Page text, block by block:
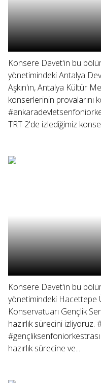
Konsere Davet'in bu
yönetimindeki Antalya
Aşkın'ın, Antalya Kültür
konserlerinin provalarını
TRT 2'de izlediğimiz
Konsere Davet'in bu
yönetimindeki Hacettepe
Konservatuarı Gençlik
hazırlık sürecini
hazırlık sürecine ve...